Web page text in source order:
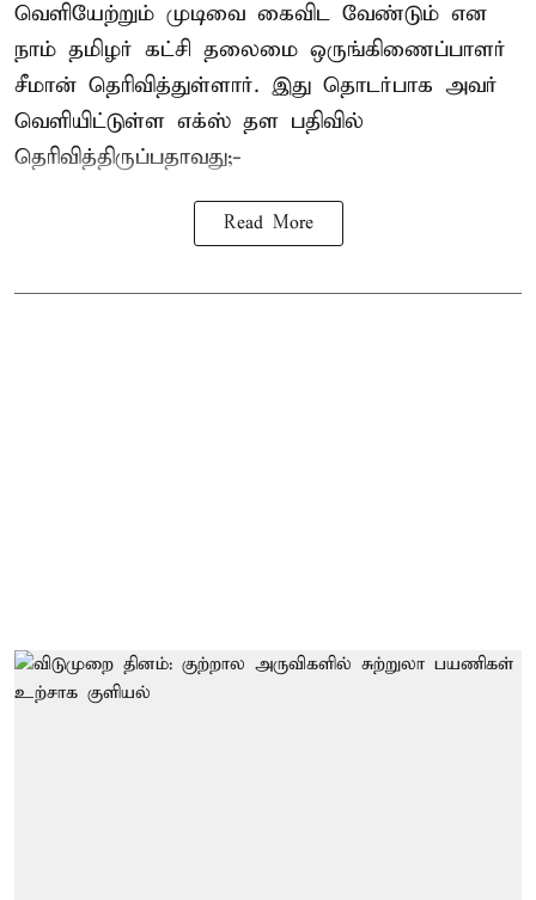
வெளியேற்றும் முடிவை கைவிட வேண்டும் என
நாம் தமிழர் கட்சி தலைமை ஒருங்கிணைப்பாளர்
சீமான் தெரிவித்துள்ளார். இது தொடர்பாக அவர்
வெளியிட்டுள்ள எக்ஸ் தள பதிவில்
தெரிவித்திருப்பதாவது;-
Read More